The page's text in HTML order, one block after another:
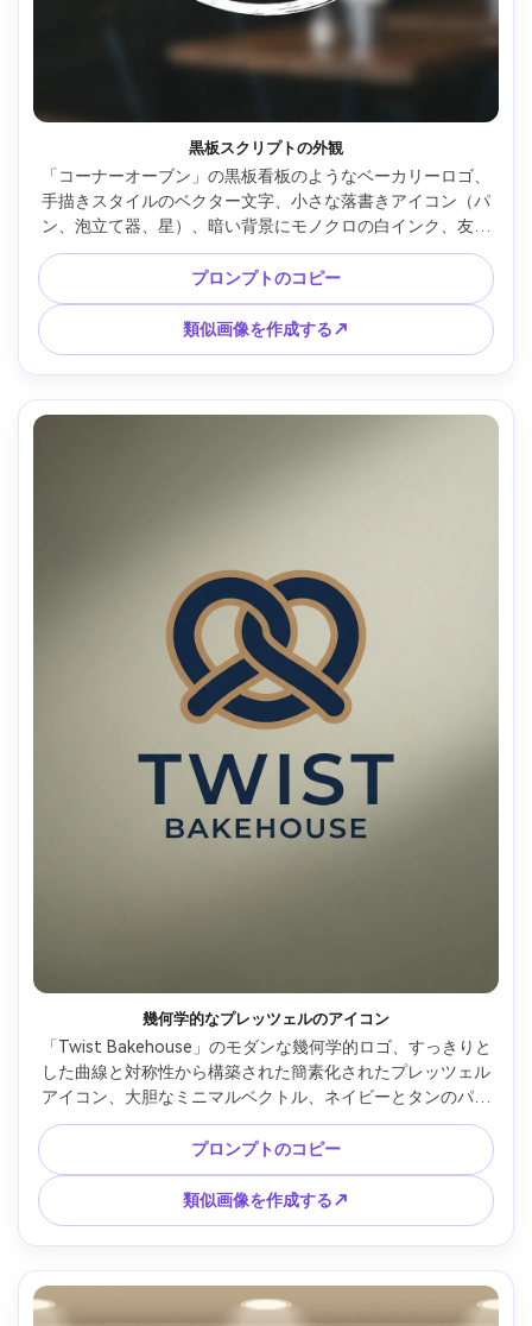
黒板スクリプトの外観
「コーナーオーブン」の黒板看板のようなベーカリーロゴ、
手描きスタイルのベクター文字、小さな落書きアイコン（パ
ン、泡立て器、星）、暗い背景にモノクロの白インク、友好
的な近所の雰囲気、すっきりとした構図、ロゴのみのデザイ
ン、85mmレンズ、浅い被写界深度、柔らかい映画照明 --ar
4:5
プロンプトのコピー
類似画像を作成する↗
幾何学的なプレッツェルのアイコン
「Twist Bakehouse」のモダンな幾何学的ロゴ、すっきりと
した曲線と対称性から構築された簡素化されたプレッツェル
アイコン、大胆なミニマルベクトル、ネイビーとタンのパレ
ット、シャープなサンズタイポグラフィ、テクノロジー先進
のベーカリーブランディング、小さなサイズでの高い鮮明
さ、柔らかい映画のような照明 --ar 4:5
プロンプトのコピー
類似画像を作成する↗